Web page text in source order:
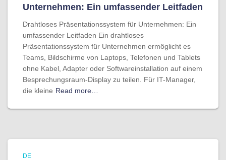
Unternehmen: Ein umfassender Leitfaden
Drahtloses Präsentationssystem für Unternehmen: Ein
umfassender Leitfaden Ein drahtloses
Präsentationssystem für Unternehmen ermöglicht es
Teams, Bildschirme von Laptops, Telefonen und Tablets
ohne Kabel, Adapter oder Softwareinstallation auf einem
Besprechungsraum-Display zu teilen. Für IT-Manager,
die kleine Read more…
DE